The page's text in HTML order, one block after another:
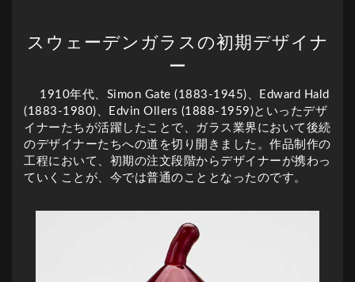
スウェーデンガラスの初期デザイナ
ー
1910年代、Simon Gate (1883-1945)、Edward Hald
(1883-1980)、Edvin Ollers (1888-1959)といったデザ
イナーたちが活躍したことで、ガラス業界において後続
のデザイナーたちへの道を切り開きました。作品制作の
工程において、初期の注文段階からデザイナーが携わっ
ていくことが、今では普通のこととなったのです。